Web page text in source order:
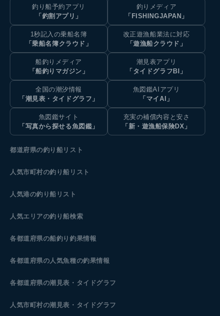
釣り船予約アプリ
「釣割アプリ」
釣りメディア
「FISHINGJAPAN」
1秒記入の乗船名簿
「乗船名簿クラウド」
改正遊漁船業法に対応
「遊漁船クラウド」
船釣りメディア
「船釣りマガジン」
潮見表アプリ
「タイドグラフBI」
全国の潮汐情報
「潮見表・タイドグラフ」
魚図鑑AIアプリ
「マイAI」
魚図鑑サイト
「写真から探せる魚図鑑」
充実の補償内容と安さ
「新・遊漁船保険DX」
都道府県の釣り船リスト
人気市町村の釣り船リスト
人気港の釣り船リスト
人気エリアの釣り船検索
各都道府県の船釣り釣果情報
各都道府県の人気魚種の釣果情報
各都道府県の潮見表 ・タイドグラフ
人気市町村の潮見表・タイドグラフ